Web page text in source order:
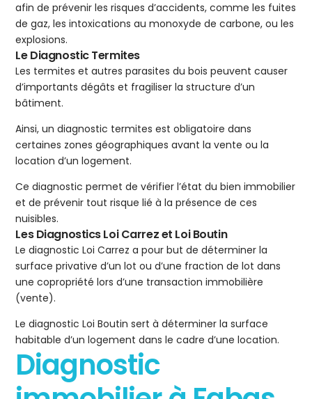
afin de prévenir les risques d’accidents, comme les fuites
de gaz, les intoxications au monoxyde de carbone, ou les
explosions.
Le Diagnostic Termites
Les termites et autres parasites du bois peuvent causer
d’importants dégâts et fragiliser la structure d’un
bâtiment.
Ainsi, un diagnostic termites est obligatoire dans
certaines zones géographiques avant la vente ou la
location d’un logement.
Ce diagnostic permet de vérifier l’état du bien immobilier
et de prévenir tout risque lié à la présence de ces
nuisibles.
Les Diagnostics Loi Carrez et Loi Boutin
Le diagnostic Loi Carrez a pour but de déterminer la
surface privative d’un lot ou d’une fraction de lot dans
une copropriété lors d’une transaction immobilière
(vente).
Le diagnostic Loi Boutin sert à déterminer la surface
habitable d’un logement dans le cadre d’une location.
Diagnostic